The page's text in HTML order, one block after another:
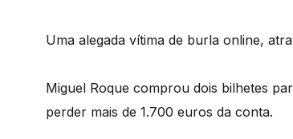
Uma alegada vítima de burla online,
Miguel Roque comprou dois bilhetes
perder mais de 1.700 euros da conta.